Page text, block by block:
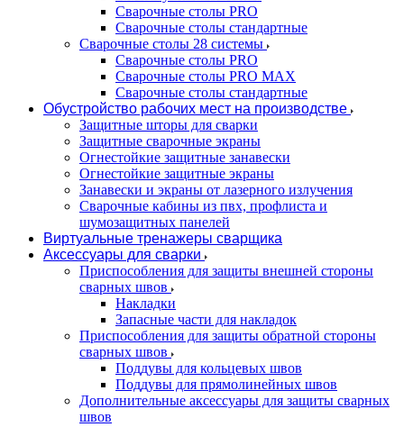
Сварочные столы PRO
Сварочные столы стандартные
Сварочные столы 28 системы
Сварочные столы PRO
Сварочные столы PRO MAX
Сварочные столы стандартные
Обустройство рабочих мест на производстве
Защитные шторы для сварки
Защитные сварочные экраны
Огнестойкие защитные занавески
Огнестойкие защитные экраны
Занавески и экраны от лазерного излучения
Сварочные кабины из пвх, профлиста и
шумозащитных панелей
Виртуальные тренажеры сварщика
Аксессуары для сварки
Приспособления для защиты внешней стороны
сварных швов
Накладки
Запасные части для накладок
Приспособления для защиты обратной стороны
сварных швов
Поддувы для кольцевых швов
Поддувы для прямолинейных швов
Дополнительные аксессуары для защиты сварных
швов